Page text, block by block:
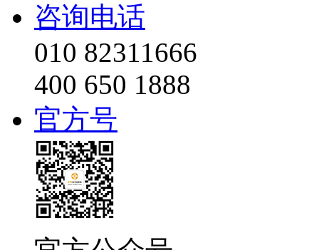
咨询电话
010 82311666
400 650 1888
官方号